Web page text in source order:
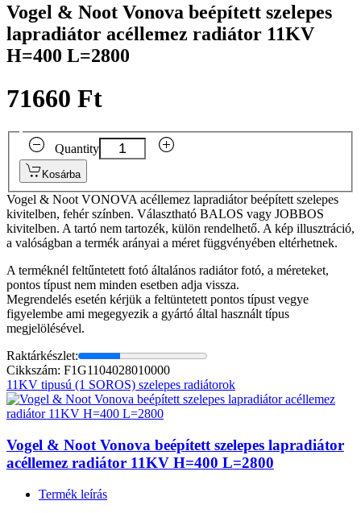
Vogel & Noot Vonova beépített szelepes
lapradiátor acéllemez radiátor 11KV
H=400 L=2800
71660 Ft
Quantity
Kosárba
Vogel & Noot VONOVA acéllemez lapradiátor beépített szelepes
kivitelben, fehér színben. Választható BALOS vagy JOBBOS
kivitelben. A tartó nem tartozék, külön rendelhető. A kép illusztráció,
a valóságban a termék arányai a méret függvényében eltérhetnek.
A terméknél feltűntetett fotó általános radiátor fotó, a méreteket,
pontos típust nem minden esetben adja vissza.
Megrendelés esetén kérjük a feltüntetett pontos típust vegye
figyelembe ami megegyezik a gyártó által használt típus
megjelölésével.
Raktárkészlet:
Cikkszám: F1G1104028010000
11KV tipusú (1 SOROS) szelepes radiátorok
Vogel & Noot Vonova beépített szelepes lapradiátor
acéllemez radiátor 11KV H=400 L=2800
Termék leírás